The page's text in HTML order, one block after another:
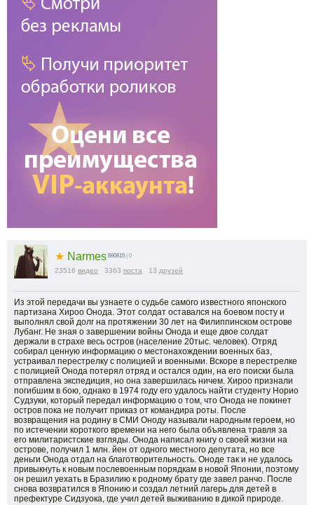
★ Narmes 660615 | 0
23516 видео 3363 поста 13 друзей
Из этой передачи вы узнаете о судьбе самого известного японского
партизана Хироо Онода. Этот солдат оставался на боевом посту и
выполнял свой долг на протяжении 30 лет на Филиппинском острове
Лубанг. Не зная о завершении войны Онода и еще двое солдат
держали в страхе весь остров (население 20тыс. человек). Отряд
собирал ценную информацию о местонахождении военных баз,
устраивал перестрелку с полицией и военными. Вскоре в перестрелке
с полицией Онода потерял отряд и остался один, на его поиски была
отправлена экспедиция, но она завершилась ничем. Хироо признали
погибшим в бою, однако в 1974 году его удалось найти студенту Норио
Судзуки, который передал информацию о том, что Онода не покинет
остров пока не получит приказ от командира роты. После
возвращения на родину в СМИ Оноду называли народным героем, но
по истечении короткого времени на него была объявлена травля за
его милитаристские взгляды. Онода написал книгу о своей жизни на
острове, получил 1 млн. йен от одного местного депутата, но все
деньги Онода отдал на благотворительность. Оноде так и не удалось
привыкнуть к новым послевоенным порядкам в новой Японии, поэтому
он решил уехать в Бразилию к родному брату где завел ранчо. После
снова возвратился в Японию и создал летний лагерь для детей в
префектуре Сидзуока, где учил детей выживанию в дикой природе.